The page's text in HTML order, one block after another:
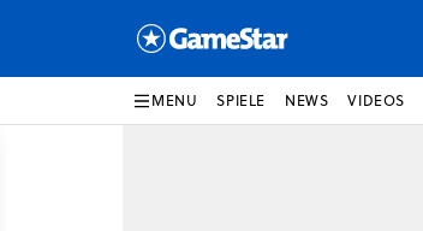
MENU SPIELE NEWS VIDEOS